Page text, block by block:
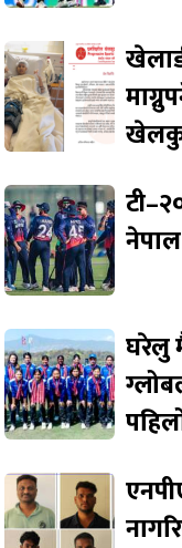
घरेलु